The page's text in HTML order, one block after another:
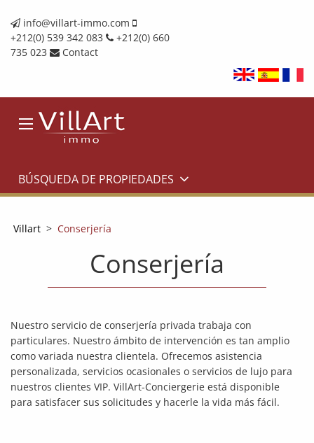
info@villart-immo.com
+212(0) 539 342 083
+212(0) 660
735 023
Contact
BÚSQUEDA DE PROPIEDADES
Villart > Conserjería
Conserjería
Nuestro servicio de conserjería privada trabaja con
particulares. Nuestro ámbito de intervención es tan amplio
como variada nuestra clientela. Ofrecemos asistencia
personalizada, servicios ocasionales o servicios de lujo para
nuestros clientes VIP. VillArt-Conciergerie está disponible
para satisfacer sus solicitudes y hacerle la vida más fácil.